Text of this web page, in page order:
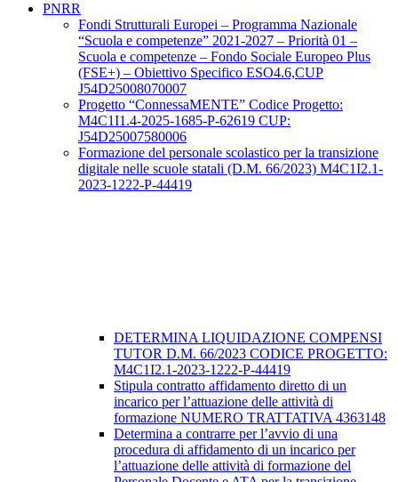
PNRR
Fondi Strutturali Europei – Programma Nazionale
“Scuola e competenze” 2021-2027 – Priorità 01 –
Scuola e competenze – Fondo Sociale Europeo Plus
(FSE+) – Obiettivo Specifico ESO4.6,CUP
J54D25008070007
Progetto “ConnessaMENTE” Codice Progetto:
M4C1I1.4-2025-1685-P-62619 CUP:
J54D25007580006
Formazione del personale scolastico per la transizione
digitale nelle scuole statali (D.M. 66/2023) M4C1I2.1-
2023-1222-P-44419
DETERMINA LIQUIDAZIONE COMPENSI
TUTOR D.M. 66/2023 CODICE PROGETTO:
M4C1I2.1-2023-1222-P-44419
Stipula contratto affidamento diretto di un
incarico per l’attuazione delle attività di
formazione NUMERO TRATTATIVA 4363148
Determina a contrarre per l’avvio di una
procedura di affidamento di un incarico per
l’attuazione delle attività di formazione del